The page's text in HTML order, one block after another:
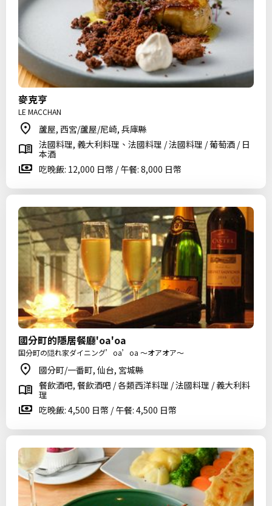
麥克亨
LE MACCHAN
蘆屋, 西宮/蘆屋/尼崎, 兵庫縣
法國料理, 義大利料理、法國料理 / 法國料理 / 葡萄酒 / 日
本酒
吃晚飯: 12,000 日幣 / 午餐: 8,000 日幣
國分町的隱居餐廳'oa'oa
国分町の隠れ家ダイニング’oa’oa ～オアオア～
國分町/一番町, 仙台, 宮城縣
餐飲酒吧, 餐飲酒吧 / 各類西洋料理 / 法國料理 / 義大利料
理
吃晚飯: 4,500 日幣 / 午餐: 4,500 日幣